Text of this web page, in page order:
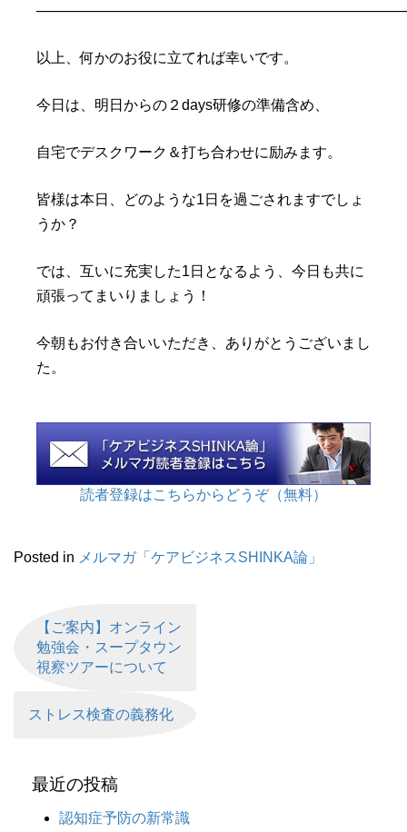
以上、何かのお役に立てれば幸いです。
今日は、明日からの２days研修の準備含め、
自宅でデスクワーク＆打ち合わせに励みます。
皆様は本日、どのような1日を過ごされますでしょ
うか？
では、互いに充実した1日となるよう、今日も共に
頑張ってまいりましょう！
今朝もお付き合いいただき、ありがとうございまし
た。
読者登録はこちらからどうぞ（無料）
Posted in メルマガ「ケアビジネスSHINKA論」
【ご案内】オンライン
勉強会・スープタウン
視察ツアーについて
ストレス検査の義務化
最近の投稿
認知症予防の新常識